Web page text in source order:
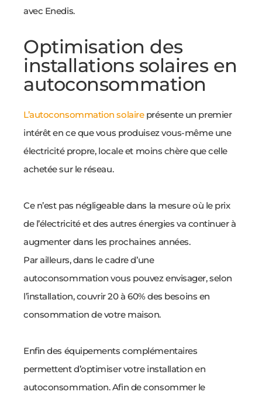
avec Enedis.
Optimisation des
installations solaires en
autoconsommation
L’autoconsommation solaireprésente un premier
intérêt en ce que vous produisez vous-même une
électricité propre, locale et moins chère que celle
achetée sur le réseau.
Ce n’est pas négligeable dans la mesure où le prix
de l’électricité et des autres énergies va continuer à
augmenter dans les prochaines années.
Par ailleurs, dans le cadre d’une
autoconsommation vous pouvez envisager, selon
l’installation, couvrir 20 à 60% des besoins en
consommation de votre maison.
Enfin des équipements complémentaires
permettent d’optimiser votre installation en
autoconsommation. Afin de consommer le